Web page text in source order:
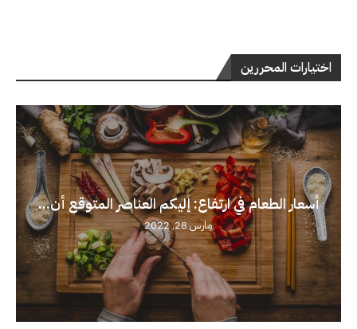
اختيارات المحررين
أسعار الطعام في ارتفاع: إليكم العناصر المتوقع أن...
مارس 28, 2022